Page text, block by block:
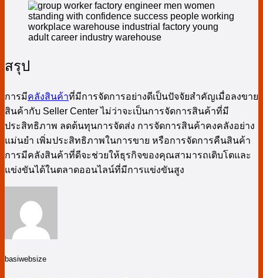
สรุป
การมีคลังสินค้าที่มีการจัดการอย่างดีเป็นปัจจัยสำคัญเมื่อลงขาย
สินค้ากับ Seller Center ไม่ว่าจะเป็นการจัดการสินค้าที่มี
ประสิทธิภาพ ลดต้นทุนการจัดส่ง การจัดการสินค้าคงคลังอย่าง
แม่นยำ เพิ่มประสิทธิภาพในการขาย หรือการจัดการคืนสินค้า
การมีคลังสินค้าที่ดีจะช่วยให้ธุรกิจของคุณสามารถเติบโตและ
แข่งขันได้ในตลาดออนไลน์ที่มีการแข่งขันสูง
basiwebsize